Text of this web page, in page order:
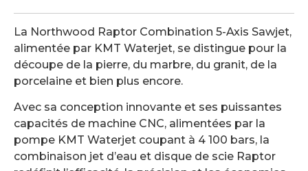
La Northwood Raptor Combination 5-Axis Sawjet,
alimentée par KMT Waterjet, se distingue pour la
découpe de la pierre, du marbre, du granit, de la
porcelaine et bien plus encore.
Avec sa conception innovante et ses puissantes
capacités de machine CNC, alimentées par la
pompe KMT Waterjet coupant à 4 100 bars, la
combinaison jet d’eau et disque de scie Raptor